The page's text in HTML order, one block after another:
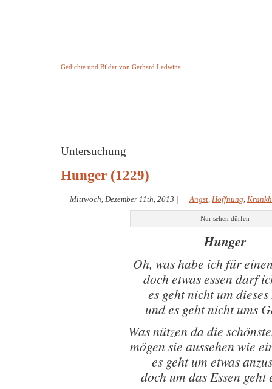
Gedichte und Bilder von Gerhard Ledwina
Untersuchung
Hunger (1229)
Mittwoch, Dezember 11th, 2013 | Angst, Hoffnung,
Nur sehen dürfen
Hunger
Oh, was habe ich für
doch etwas essen darf
es geht nicht um dieses
und es geht nicht ums
Was nützen da die
mögen sie aussehen wie
es geht um etwas
doch um das Essen geht